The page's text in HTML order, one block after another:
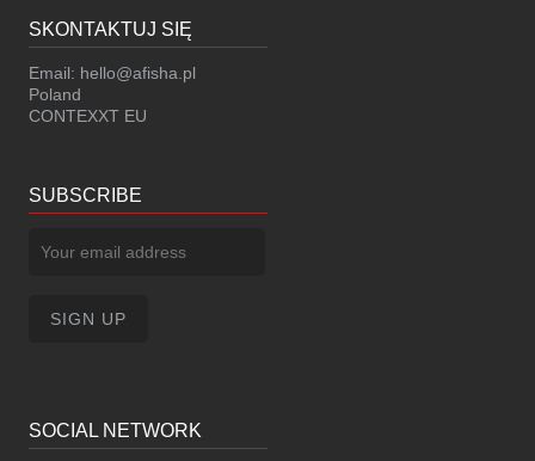
SKONTAKTUJ SIĘ
Email: hello@afisha.pl
Poland
CONTEXXT EU
SUBSCRIBE
SOCIAL NETWORK